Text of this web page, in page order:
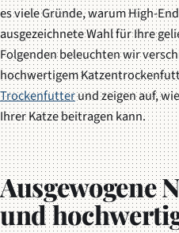
es viele Gründe, warum High-
ausgezeichnete Wahl für Ihre
Folgenden beleuchten wir
hochwertigem
Trockenfutterund zeigen auf,
Ihrer Katze beitragen kann.
Ausgewogene
und